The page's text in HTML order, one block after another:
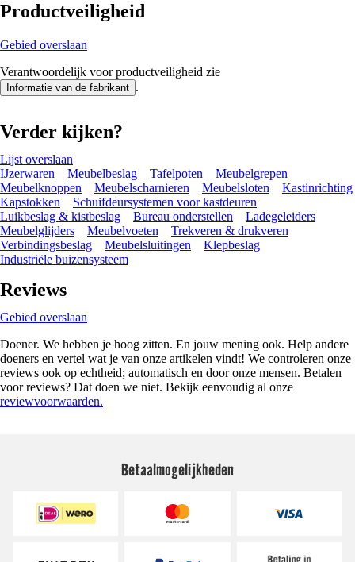
Productveiligheid
Gebied overslaan
Verantwoordelijk voor productveiligheid zie
Informatie van de fabrikant .
Verder kijken?
Lijst overslaan
IJzerwaren
Meubelbeslag Tafelpoten
Meubelgrepen
Meubelknoppen
Meubelscharnieren Meubelsloten
Kastinrichting
Kapstokken
Schuifdeursystemen voor kastdeuren
Luikbeslag & kistbeslag
Bureau onderstellen
Ladegeleiders
Meubelglijders
Meubelvoeten
Trekveren & drukveren
Verbindingsbeslag
Meubelsluitingen
Klepbeslag
Industriële buizensysteem
Reviews
Gebied overslaan
Doener. We hebben je hoog zitten. En jouw mening ook. Help andere
doeners en vertel wat je van onze artikelen vindt! We controleren onze
reviews ook op echtheid; automatisch en door onze mensen. Betalen
voor reviews? Dat doen we niet. Bekijk eenvoudig al onze
reviewvoorwaarden.
Betaalmogelijkheden